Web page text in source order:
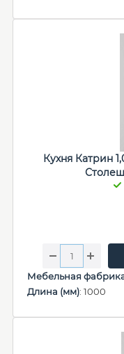
Кухня Катрин
Мебельная
Длина (мм): 1000